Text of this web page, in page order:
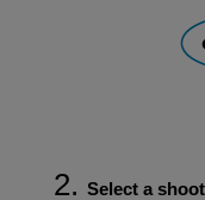
Select a